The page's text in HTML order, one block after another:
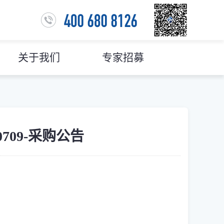
关于我们 专家招募
采购公告